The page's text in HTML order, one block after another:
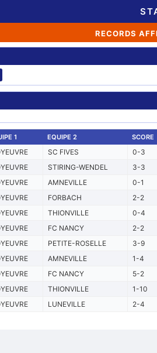
RECORDS
1 EQUIPE 2 SCORE
SC FIVES 0-3
STIRING-WENDEL 3-3
AMNEVILLE 0-1
FORBACH 2-2
THIONVILLE 0-4
FC NANCY 2-2
PETITE-ROSELLE 3-9
AMNEVILLE 1-4
FC NANCY 5-2
THIONVILLE 1-10
LUNEVILLE 2-4